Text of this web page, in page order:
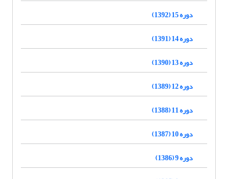
دوره 15 (1392)
دوره 14 (1391)
دوره 13 (1390)
دوره 12 (1389)
دوره 11 (1388)
دوره 10 (1387)
دوره 9 (1386)